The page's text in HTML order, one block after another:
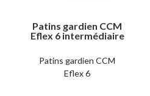
Patins gardien CCM
Eflex 6 intermédiaire
Patins gardien CCM
Eflex 6